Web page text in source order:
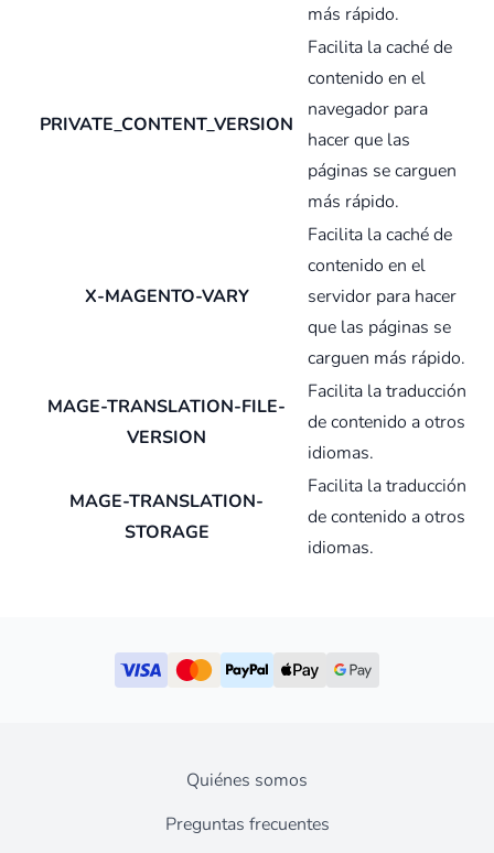
más rápido.
PRIVATE_CONTENT_VERSION
Facilita la caché de
contenido en el
navegador para
hacer que las
páginas se carguen
más rápido.
X-MAGENTO-VARY
Facilita la caché de
contenido en el
servidor para hacer
que las páginas se
carguen más rápido.
MAGE-TRANSLATION-FILE-
VERSION
Facilita la traducción
de contenido a otros
idiomas.
MAGE-TRANSLATION-
STORAGE
Facilita la traducción
de contenido a otros
idiomas.
Quiénes somos
Preguntas frecuentes